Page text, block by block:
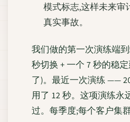
模式标志,这样未来审
真实事故。
我们做的第一次演练端
秒切换 + 一个 7 秒的稳
了)。最近一次演练 ——
用了 12 秒。这项演练永
过。每季度;每个客户集群